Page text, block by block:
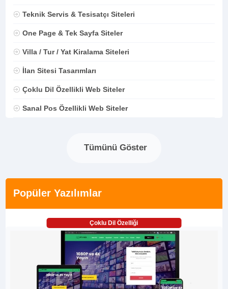
Teknik Servis & Tesisatçı Siteleri
One Page & Tek Sayfa Siteler
Villa / Tur / Yat Kiralama Siteleri
İlan Sitesi Tasarımları
Çoklu Dil Özellikli Web Siteler
Sanal Pos Özellikli Web Siteler
Tümünü Göster
Popüler Yazılımlar
Çoklu Dil Özelliği